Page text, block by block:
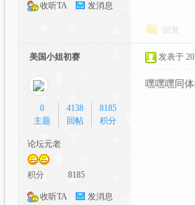
收听TA 发消息
回复
美国小姐初赛
0
主题
4138
回帖
8185
积分
论坛元老
积分 8185
收听TA 发消息
发表于
嘿嘿嘿同